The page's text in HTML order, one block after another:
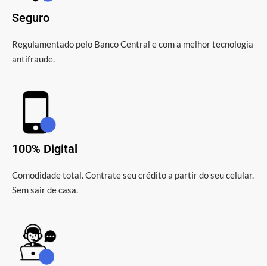
Seguro
Regulamentado pelo Banco Central e com a melhor tecnologia
antifraude.
100% Digital
Comodidade total. Contrate seu crédito a partir do seu celular.
Sem sair de casa.